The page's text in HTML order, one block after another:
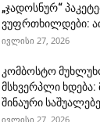
„ჯადოსნურ“
ვუფრთხილდები:
ივლისი 27, 2026
კომბოსტო
მსხვერპლი
შინაური
ივლისი 27, 2026